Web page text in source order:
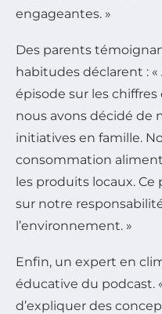
engageantes. »
Des parents
habitudes déclarent :
épisode sur les chiffres
nous avons décidé de
initiatives en famille.
consommation
les produits locaux.
sur notre
l’environnement. »
Enfin, un expert en
éducative du podcast.
d’expliquer des